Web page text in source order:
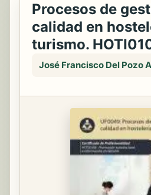
Procesos de
calidad en
turismo.
José Francisco Del Pozo